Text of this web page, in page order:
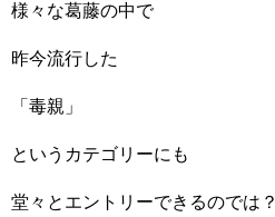
様々な葛藤の中で
昨今流行した
「毒親」
というカテゴリーにも
堂々とエントリーできるのでは？